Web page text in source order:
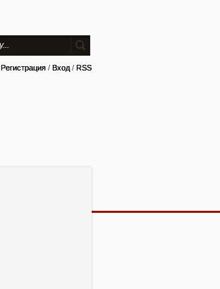
Регистрация / Вход / RSS